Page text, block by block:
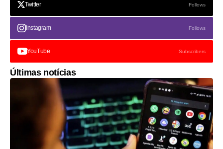
Twitter Follows
Instagram Follows
YouTube Subscribers
Últimas notícias